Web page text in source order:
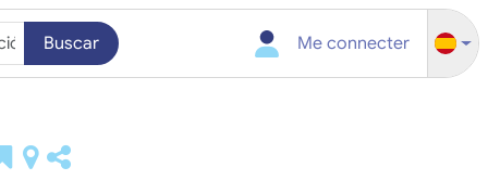
Buscar Me connecter